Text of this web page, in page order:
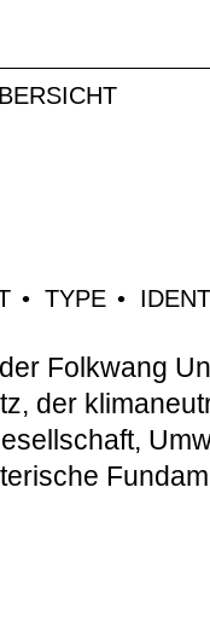
TYPE
Folkwang
der